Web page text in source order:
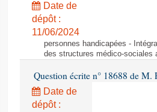
Date de
dépôt :
11/06/2024
personnes handicapées -
des structures médico-sociales
Question écrite n° 18688 de M.
Date de
dépôt :